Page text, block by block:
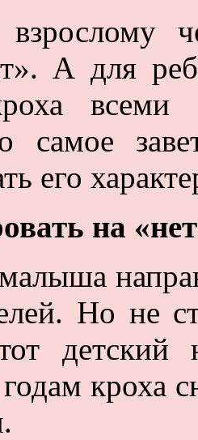
А для
всеми
самое
его
на
Но не
детский
кроха